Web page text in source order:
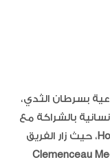
بسرطان الثدي،
بالشراكة مع
، حيث زار الفريق
Clemenceau